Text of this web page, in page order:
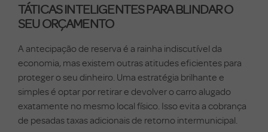
TÁTICAS INTELIGENTES PARA BLINDAR O
SEU ORÇAMENTO
A antecipação de reserva é a rainha indiscutível da
economia, mas existem outras atitudes eficientes para
proteger o seu dinheiro. Uma estratégia brilhante e
simples é optar por retirar e devolver o carro alugado
exatamente no mesmo local físico. Isso evita a cobrança
de pesadas taxas adicionais de retorno intermunicipal.